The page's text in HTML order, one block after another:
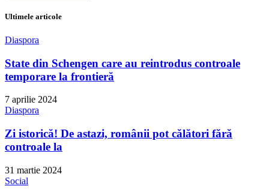
Ultimele articole
Diaspora
State din Schengen care au reintrodus controale
temporare la frontieră
7 aprilie 2024
Diaspora
Zi istorică! De astazi, românii pot călători fără
controale la
31 martie 2024
Social